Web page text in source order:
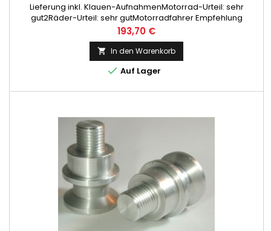
Lieferung inkl. Klauen-AufnahmenMotorrad-Urteil: sehr
gut2Räder-Urteil: sehr gutMotorradfahrer Empfehlung
Preis
193,70 €
 In den Warenkorb
 Auf Lager